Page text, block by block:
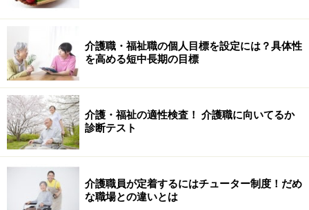
介護職・福祉職の個人目標を設定には？具体性
を高める短中長期の目標
介護・福祉の適性検査！ 介護職に向いてるか
診断テスト
介護職員が定着するにはチューター制度！だめ
な職場との違いとは